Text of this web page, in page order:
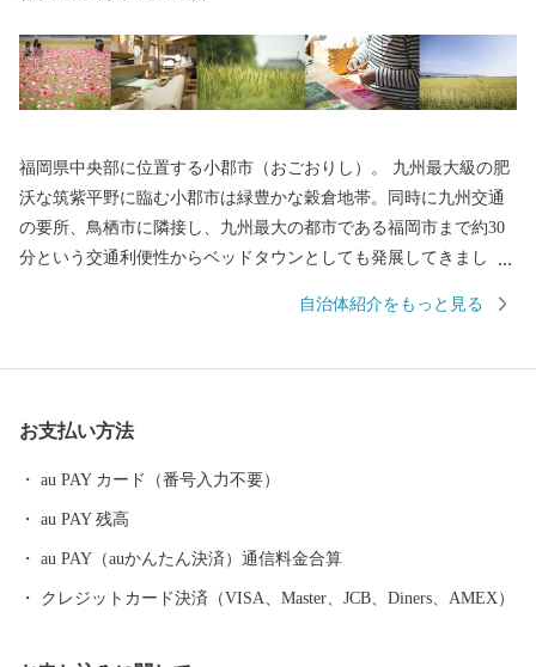
福岡県中央部に位置する小郡市（おごおりし）。 九州最大級の肥
沃な筑紫平野に臨む小郡市は緑豊かな穀倉地帯。同時に九州交通
の要所、鳥栖市に隣接し、九州最大の都市である福岡市まで約30
分という交通利便性からベッドタウンとしても発展してきまし
I。10,000体以上ものカエルの置物が飾られ、「かえる寺」の愛称
七夕（8月7日）は全国より約30万枚もの短冊が寄せられ、七夕神
社で七夕祭りが行われます。七夕伝説の織姫神を祀る、この七夕
地」として認定されました。七夕伝説の色濃く残る小郡市に一度
足を運んでみてください。
自治体紹介をもっと見る
お支払い方法
au PAY カード（番号入力不要）
au PAY 残高
au PAY（auかんたん決済）通信料金合算
クレジットカード決済（VISA、Master、JCB、Diners、AMEX）